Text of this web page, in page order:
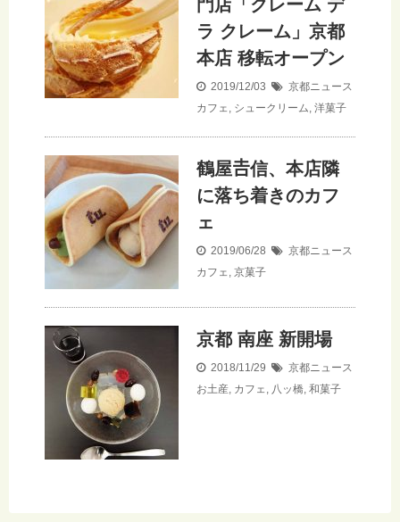
門店「クレーム デ
ラ クレーム」京都
本店 移転オープン
2019/12/03
京都ニュース
カフェ, シュークリーム, 洋菓子
鶴屋𠮷信、本店隣
に落ち着きのカフ
ェ
2019/06/28
京都ニュース
カフェ, 京菓子
京都 南座 新開場
2018/11/29
京都ニュース
お土産, カフェ, 八ッ橋, 和菓子